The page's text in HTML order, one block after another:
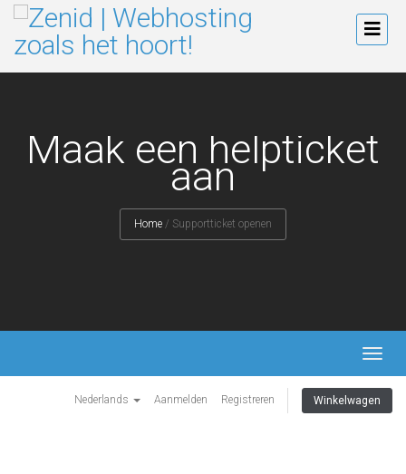
Maak een helpticket
aan
Home / Supportticket openen
Nederlands Aanmelden Registreren Winkelwagen